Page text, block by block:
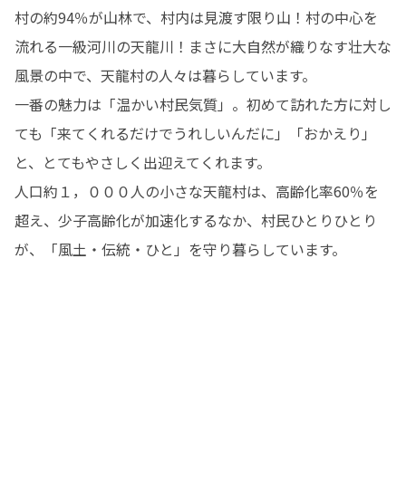
村の約94％が山林で、村内は見渡す限り山！村の中心を
流れる一級河川の天龍川！まさに大自然が織りなす壮大な
風景の中で、天龍村の人々は暮らしています。
一番の魅力は「温かい村民気質」。初めて訪れた方に対し
ても「来てくれるだけでうれしいんだに」「おかえり」
と、とてもやさしく出迎えてくれます。
人口約１，０００人の小さな天龍村は、高齢化率60％を
超え、少子高齢化が加速化するなか、村民ひとりひとり
が、「風土・伝統・ひと」を守り暮らしています。